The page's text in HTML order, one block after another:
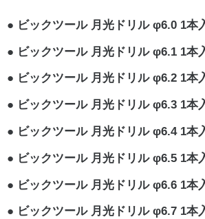
ビックツール 月光ドリル φ6.0 1本
ビックツール 月光ドリル φ6.1 1本
ビックツール 月光ドリル φ6.2 1本
ビックツール 月光ドリル φ6.3 1本
ビックツール 月光ドリル φ6.4 1本
ビックツール 月光ドリル φ6.5 1本
ビックツール 月光ドリル φ6.6 1本
ビックツール 月光ドリル φ6.7 1本